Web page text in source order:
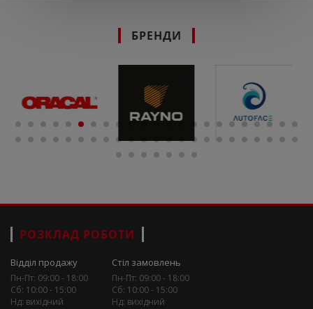
БРЕНДИ
РОЗКЛАД РОБОТИ
Відділ продажу
Пн-Пт: 09:00 - 18:00
Сб: 10:00 - 15:00
Нд: вихідний
Стіл замовлень
Пн-Пт: 09:00 - 18:00
Сб: 10:00 - 15:00
Нд: вихідний